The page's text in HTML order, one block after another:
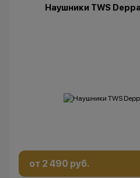
Наушники TWS
от 2 490 руб.